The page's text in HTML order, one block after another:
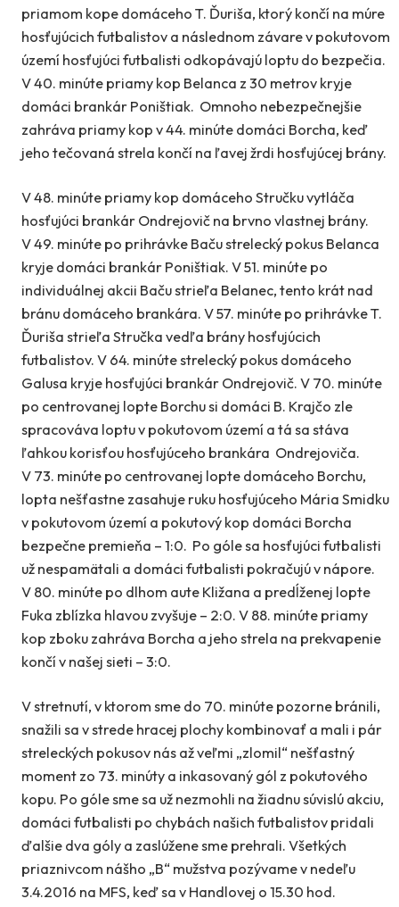
priamom kope domáceho T. Ďuriša, ktorý končí na múre
hosťujúcich futbalistov a následnom závare v pokutovom
území hosťujúci futbalisti odkopávajú loptu do bezpečia.
V 40. minúte priamy kop Belanca z 30 metrov kryje
domáci brankár Poništiak. Omnoho nebezpečnejšie
zahráva priamy kop v 44. minúte domáci Borcha, keď
jeho tečovaná strela končí na ľavej žrdi hosťujúcej brány.
V 48. minúte priamy kop domáceho Stručku vytláča
hosťujúci brankár Ondrejovič na brvno vlastnej brány.
V 49. minúte po prihrávke Baču strelecký pokus Belanca
kryje domáci brankár Poništiak. V 51. minúte po
individuálnej akcii Baču strieľa Belanec, tento krát nad
bránu domáceho brankára. V 57. minúte po prihrávke T.
Ďuriša strieľa Stručka vedľa brány hosťujúcich
futbalistov. V 64. minúte strelecký pokus domáceho
Galusa kryje hosťujúci brankár Ondrejovič. V 70. minúte
po centrovanej lopte Borchu si domáci B. Krajčo zle
spracováva loptu v pokutovom území a tá sa stáva
ľahkou korisťou hosťujúceho brankára Ondrejoviča.
V 73. minúte po centrovanej lopte domáceho Borchu,
lopta nešťastne zasahuje ruku hosťujúceho Mária Smidku
v pokutovom území a pokutový kop domáci Borcha
bezpečne premieňa – 1:0. Po góle sa hosťujúci futbalisti
už nespamätali a domáci futbalisti pokračujú v nápore.
V 80. minúte po dlhom aute Kližana a predĺženej lopte
Fuka zblízka hlavou zvyšuje – 2:0. V 88. minúte priamy
kop zboku zahráva Borcha a jeho strela na prekvapenie
končí v našej sieti – 3:0.
V stretnutí, v ktorom sme do 70. minúte pozorne bránili,
snažili sa v strede hracej plochy kombinovať a mali i pár
streleckých pokusov nás až veľmi „zlomil“ nešťastný
moment zo 73. minúty a inkasovaný gól z pokutového
kopu. Po góle sme sa už nezmohli na žiadnu súvislú akciu,
domáci futbalisti po chybách našich futbalistov pridali
ďalšie dva góly a zaslúžene sme prehrali. Všetkých
priaznivcom nášho „B“ mužstva pozývame v nedeľu
3.4.2016 na MFS, keď sa v Handlovej o 15.30 hod.